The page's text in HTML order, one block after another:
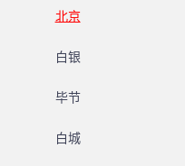
北京
白银
毕节
白城